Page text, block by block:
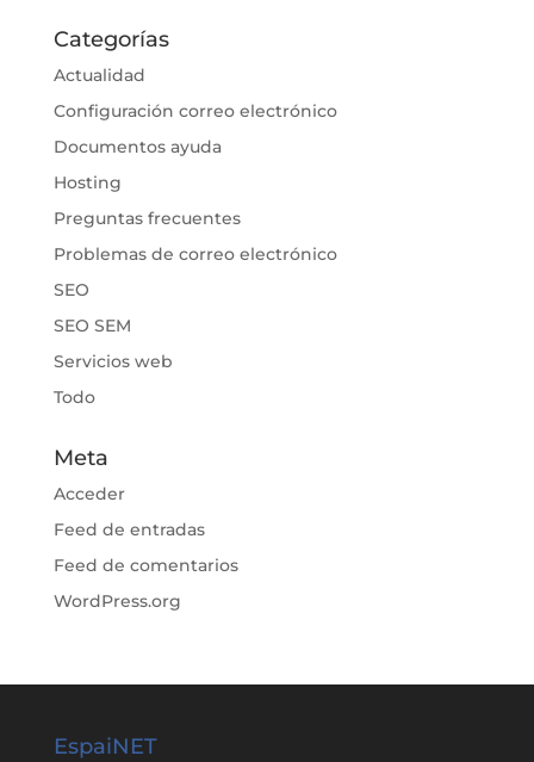
Categorías
Actualidad
Configuración correo electrónico
Documentos ayuda
Hosting
Preguntas frecuentes
Problemas de correo electrónico
SEO
SEO SEM
Servicios web
Todo
Meta
Acceder
Feed de entradas
Feed de comentarios
WordPress.org
EspaiNET